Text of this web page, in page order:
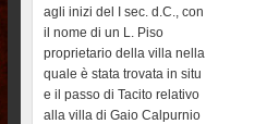
agli inizi del I sec. d.C., con
il nome di un L. Piso
proprietario della villa nella
quale è stata trovata in situ
e il passo di Tacito relativo
alla villa di Gaio Calpurnio